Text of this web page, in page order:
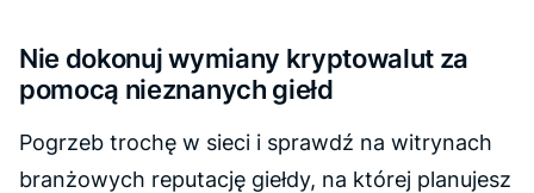
Nie dokonuj wymiany kryptowalut za
pomocą nieznanych giełd
Pogrzeb trochę w sieci i sprawdź na witrynach
branżowych reputację giełdy, na której planujesz